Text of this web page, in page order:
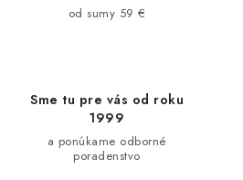
od sumy 59 €
Sme tu pre vás od roku
1999
a ponúkame odborné
poradenstvo